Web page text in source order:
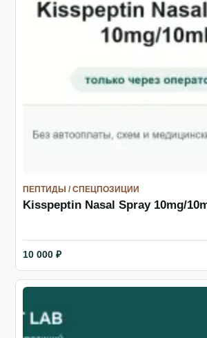
ПЕПТИДЫ / СПЕЦПОЗИЦИИ
Kisspeptin Nasal Spray 10mg/
10 000 ₽